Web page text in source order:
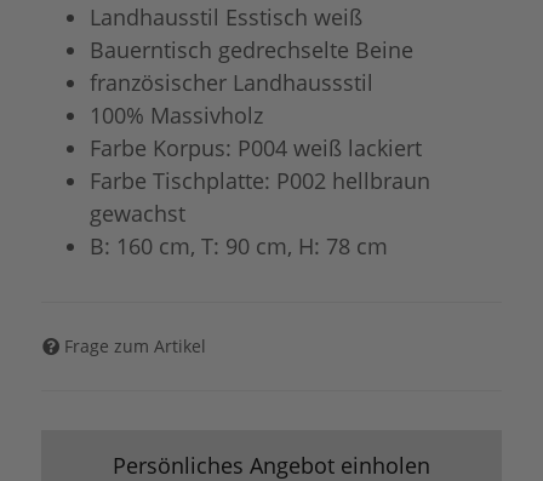
Landhausstil Esstisch weiß
Bauerntisch gedrechselte Beine
französischer Landhaussstil
100% Massivholz
Farbe Korpus: P004 weiß lackiert
Farbe Tischplatte: P002 hellbraun
gewachst
B: 160 cm, T: 90 cm, H: 78 cm
Frage zum Artikel
Persönliches Angebot einholen